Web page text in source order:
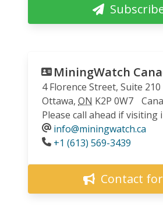
MiningWatch
4 Florence Street, Suite 210
Ottawa, ON K2P 0W7
Please call ahead if visiting
info@miningwatch.ca
Phone
+1 (613) 569-3439
Contact